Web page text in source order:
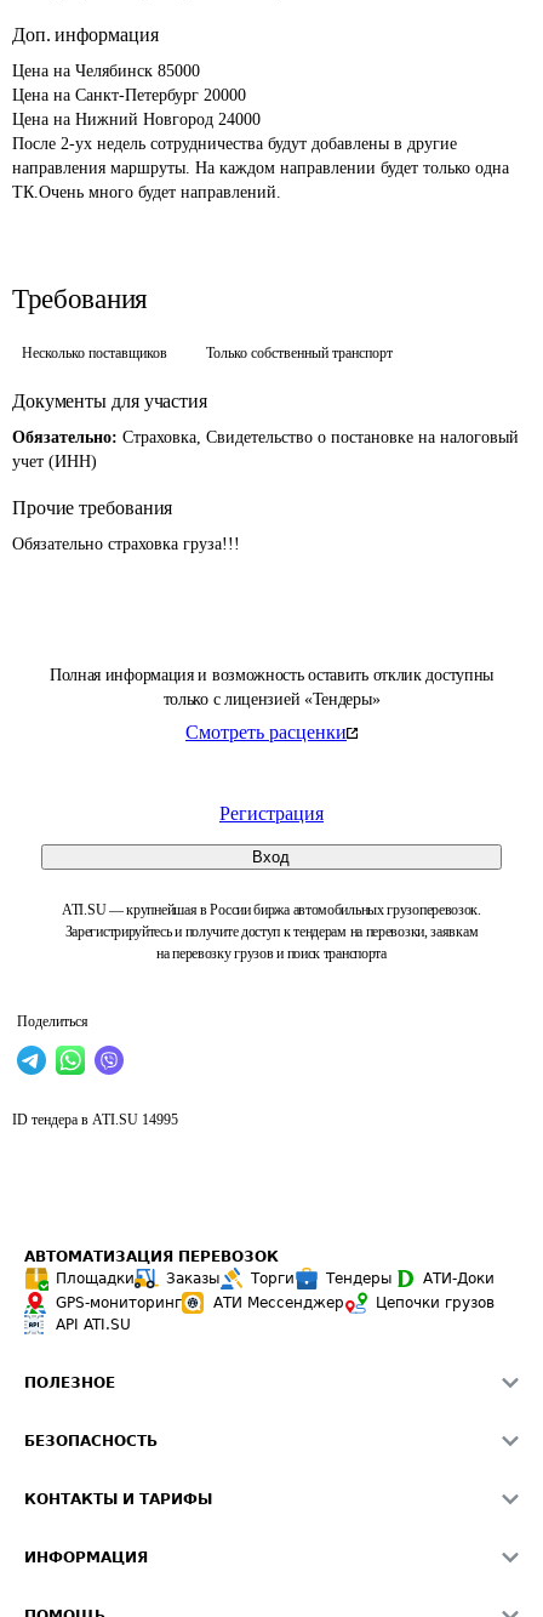
Полная информация и возможность оставить отклик доступны
только с лицензией «Тендеры»
Смотреть расценки
Регистрация
Вход
ATI.SU — крупнейшая в России биржа автомобильных грузоперевозок.
Зарегистрируйтесь и получите доступ к тендерам на перевозки, заявкам
на перевозку грузов и поиск транспорта
Поделиться
Доп. информация
Цена на Челябинск 85000
Цена на Санкт-Петербург 20000
Цена на Нижний Новгород 24000
После 2-ух недель сотрудничества будут добавлены в другие
направления маршруты. На каждом направлении будет только одна
ТК.Очень много будет направлений.
Требования
Несколько поставщиков Только собственный транспорт
Документы для участия
Обязательно: Страховка, Свидетельство о постановке на налоговый
учет (ИНН)
Прочие требования
Обязательно страховка груза!!!
ID тендера в ATI.SU 14995
АВТОМАТИЗАЦИЯ ПЕРЕВОЗОК
Площадки
Заказы Торги Тендеры
АТИ-Доки
GPS-мониторинг
АТИ Мессенджер
Цепочки грузов
API ATI.SU
ПОЛЕЗНОЕ
Звезды ATI.SU на вашем сайте
Средние ставки
БЕЗОПАСНОСТЬ
Светофор+
КОНТАКТЫ И ТАРИФЫ
Реклама на сайте
ИНФОРМАЦИЯ